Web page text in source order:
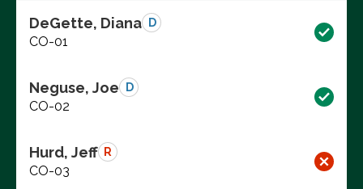
DeGette, Diana D
CO-01
Neguse, Joe D
CO-02
Hurd, Jeff R
CO-03